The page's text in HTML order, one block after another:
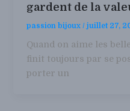
gardent de la
passion bijoux/juillet 27,
Quand on aime les
finit toujours par se
porter un